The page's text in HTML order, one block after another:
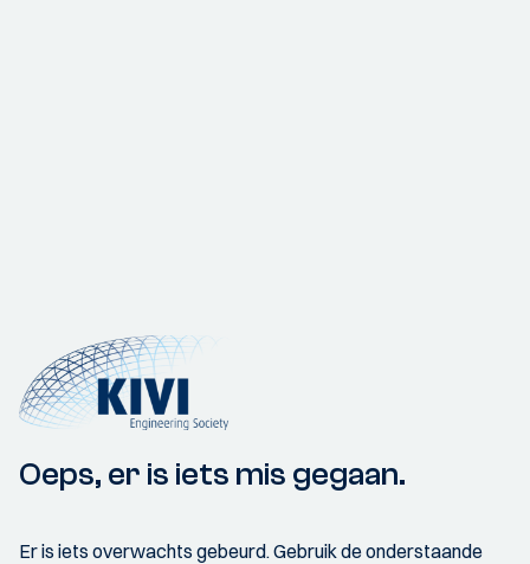
Oeps, er is iets mis gegaan.
Er is iets overwachts gebeurd. Gebruik de onderstaande